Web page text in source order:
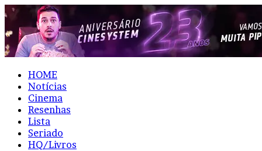
HOME
Notícias
Cinema
Resenhas
Lista
Seriado
HQ/Livros